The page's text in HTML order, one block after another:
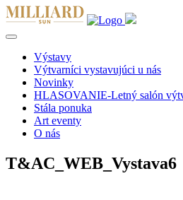
Výstavy
Výtvarníci vystavujúci u nás
Novinky
HLASOVANIE-Letný salón
Stála ponuka
Art eventy
O nás
T&AC_WEB_Vystava6